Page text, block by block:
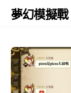
Skip
夢幻模擬戰